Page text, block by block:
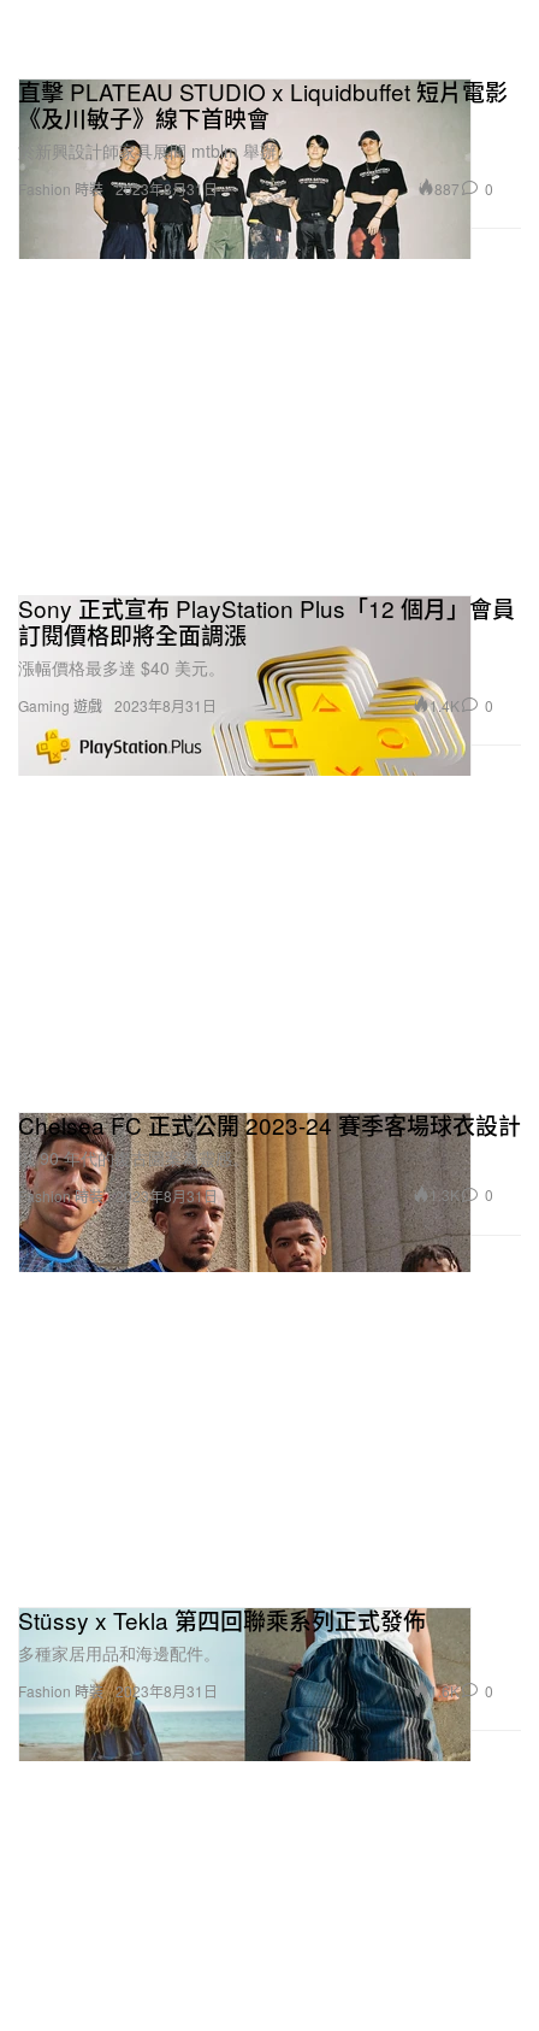
Fashion 時裝
直擊 PLATEAU STUDIO x Liquidbuffet 短片電影
《及川敏子》線下首映會
於新興設計師家具展間 mtblm 舉辦。
2023年8月31日 887 0
Gaming 遊戲
Sony 正式宣布 PlayStation Plus「12 個月」會員
訂閱價格即將全面調漲
漲幅價格最多達 $40 美元。
2023年8月31日 1.4K 0
Fashion 時裝
Chelsea FC 正式公開 2023-24 賽季客場球衣設計
以 90 年代的復古圖案為靈感。
2023年8月31日 1.3K 0
Fashion 時裝
Stüssy x Tekla 第四回聯乘系列正式發佈
多種家居用品和海邊配件。
2023年8月31日 1.6K 0